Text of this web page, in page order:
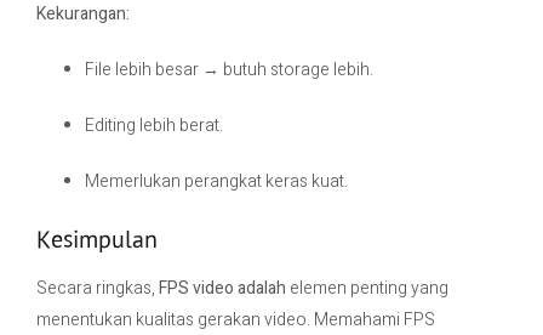
Kekurangan:
File lebih besar → butuh storage lebih.
Editing lebih berat.
Memerlukan perangkat keras kuat.
Kesimpulan
Secara ringkas,FPS video adalah elemen penting yang
menentukan kualitas gerakan video. Memahami FPS